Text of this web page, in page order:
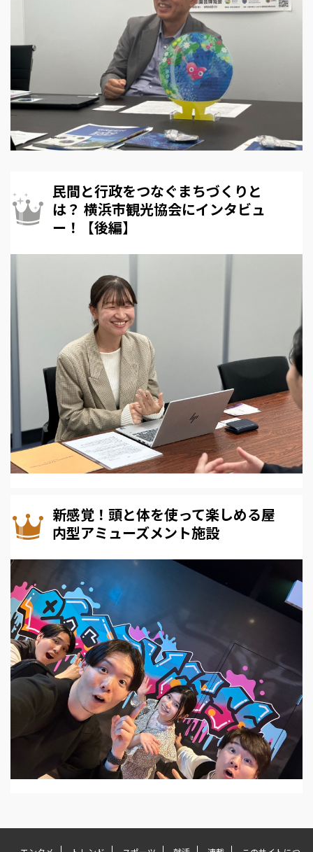
民間と行政をつなぐまちづくりと
は？ 横浜市観光協会にインタビュ
ー！【後編】
新感覚！頭と体を使って楽しめる屋
内型アミューズメント施設